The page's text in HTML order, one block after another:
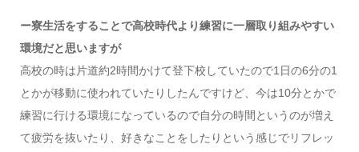
ー寮生活をすることで高校時代より練習に一層取り組みやすい
環境だと思いますが
高校の時は片道約2時間かけて登下校していたので1日の6分の1
とかが移動に使われていたりしたんですけど、今は10分とかで
練習に行ける環境になっているので自分の時間というのが増え
て疲労を抜いたり、好きなことをしたりという感じでリフレッ